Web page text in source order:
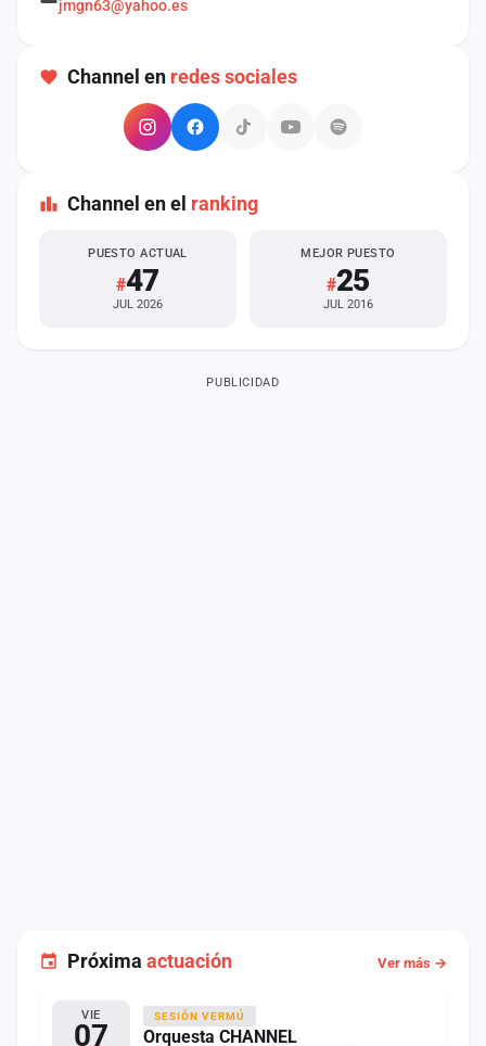
Próxima actuación Ver más →
VIE
07
SESIÓN VERMÚ
Orquesta CHANNEL
jmgn63@yahoo.es
Channel en redes sociales
Channel en el ranking
PUESTO ACTUAL
#47
JUL 2026
MEJOR PUESTO
#25
JUL 2016
PUBLICIDAD
cuenta